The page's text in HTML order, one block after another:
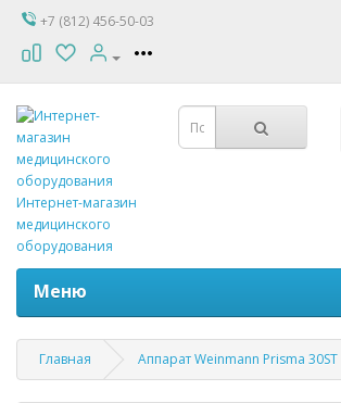
+7 (812) 456-50-03
Интернет-магазин
медицинского
оборудования
Меню
Главная Аппарат Weinmann Prisma 30ST